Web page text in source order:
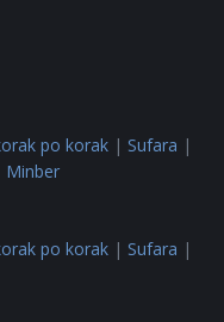
po korak | Sufara |
Minber
po korak | Sufara |